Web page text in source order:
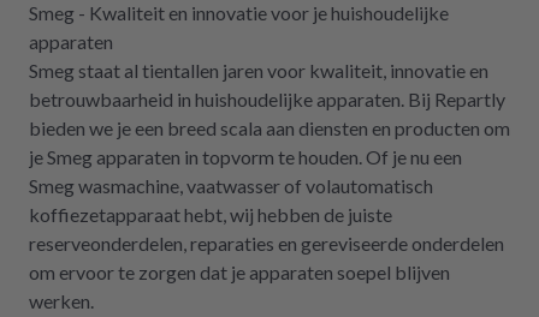
Smeg - Kwaliteit en innovatie voor je huishoudelijke
apparaten
Smeg staat al tientallen jaren voor kwaliteit, innovatie en
betrouwbaarheid in huishoudelijke apparaten. Bij Repartly
bieden we je een breed scala aan diensten en producten om
je Smeg apparaten in topvorm te houden. Of je nu een
Smeg wasmachine, vaatwasser of volautomatisch
koffiezetapparaat hebt, wij hebben de juiste
reserveonderdelen, reparaties en gereviseerde onderdelen
om ervoor te zorgen dat je apparaten soepel blijven
werken.